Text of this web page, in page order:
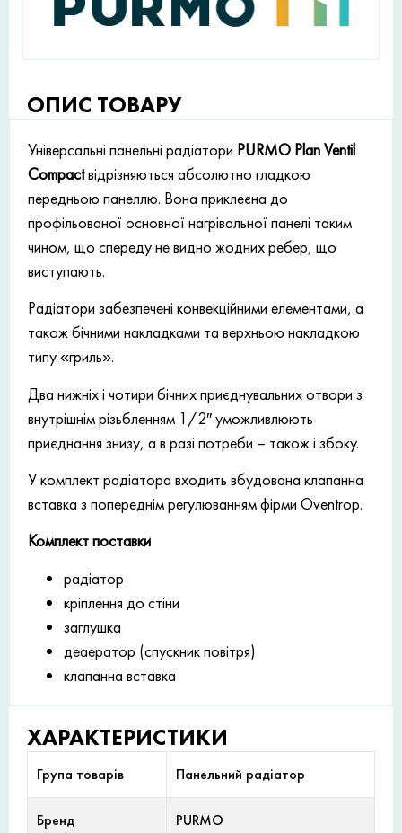
ОПИС ТОВАРУ
Універсальні панельні радіатори PURMO Plan Ventil
Compactвідрізняються абсолютно гладкою
передньою панеллю. Вона приклеєна до
профільованої основної нагрівальної панелі таким
чином, що спереду не видно жодних ребер, що
виступають.
Радіатори забезпечені конвекційними елементами, а
також бічними накладками та верхньою накладкою
типу «гриль».
Два нижніх і чотири бічних приєднувальних отвори з
внутрішнім різьбленням 1/2″ уможливлюють
приєднання знизу, а в разі потреби – також і збоку.
У комплект радіатора входить вбудована клапанна
вставка з попереднім регулюванням фірми Oventrop.
Комплект поставки
радіатор
кріплення до стіни
заглушка
деаератор (спускник повітря)
клапанна вставка
ХАРАКТЕРИСТИКИ
Група товарів Панельний радіатор
Бренд PURMO